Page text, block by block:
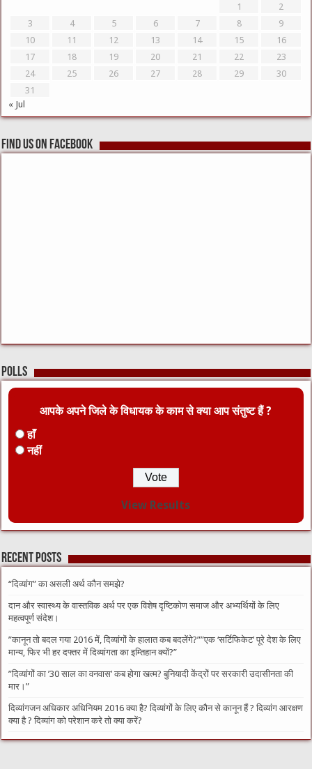
1
2
3
4 5 6 7 8
9
10
11 12 13 14 15
16
17
18 19 20 21 22
23
24
25 26 27 28 29
30
31
« Jul
Find us on Facebook
Polls
आपके अपने जिले के विधायक के काम से क्या आप संतुष्ट हैं ?
हाँ
नहीं
View Results
Recent Posts
“दिव्यांग” का असली अर्थ कौन समझे?
दान और स्वास्थ्य के वास्तविक अर्थ पर एक विशेष दृष्टिकोण समाज और अभ्यर्थियों के लिए
महत्वपूर्ण संदेश।
​”कानून तो बदल गया 2016 में, दिव्यांगों के हालात कब बदलेंगे?”​”एक ‘सर्टिफिकेट’ पूरे देश के लिए
मान्य, फिर भी हर दफ्तर में दिव्यांगता का इम्तिहान क्यों?”
​”दिव्यांगों का ’30 साल का वनवास’ कब होगा खत्म? बुनियादी केंद्रों पर सरकारी उदासीनता की
मार।”
दिव्यांगजन अधिकार अधिनियम 2016 क्या है? दिव्यांगों के लिए कौन से कानून हैं ? दिव्यांग आरक्षण
क्या है ? दिव्यांग को परेशान करे तो क्या करें?